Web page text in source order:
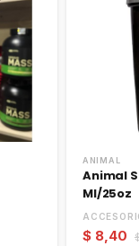
ANIMAL
Animal
Ml/25oz
$ 8,40